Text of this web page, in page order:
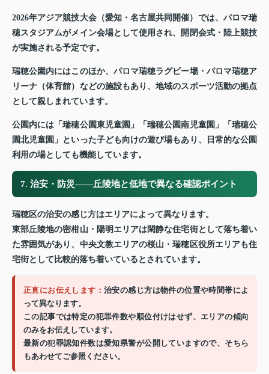
2026年アジア競技大会（愛知・名古屋共同開催）では、パロマ瑞
穂スタジアムがメイン会場として使用され、開閉会式・陸上競技
が実施される予定です。
瑞穂公園内にはこのほか、パロマ瑞穂ラグビー場・パロマ瑞穂ア
リーナ（体育館）などの施設もあり、地域のスポーツ活動の拠点
として親しまれています。
公園内には「瑞穂公園東児童園」「瑞穂公園南児童園」「瑞穂公
園北児童園」といった子ども向けの遊び場もあり、日常的な公園
利用の場としても機能しています。
7. 治安・防災——丘陵地と低地で異なる確認ポイント
瑞穂区の治安の感じ方はエリアによって異なります。
東部丘陵地の密柑山・陽明エリアは閑静な住宅街として落ち着い
た雰囲気があり、中央文教エリアの桜山・瑞穂区役所エリアも住
宅街として比較的落ち着いているとされています。
正直にお伝えします：治安の感じ方は物件の位置や時間帯によ
って異なります。
この記事では特定の犯罪件数や順位付けはせず、エリアの傾向
のみをお伝えしています。
最新の犯罪認知件数は愛知県警が公開していますので、そちら
もあわせてご参照ください。